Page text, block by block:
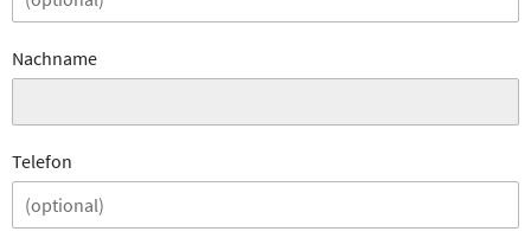
Nachname
Telefon